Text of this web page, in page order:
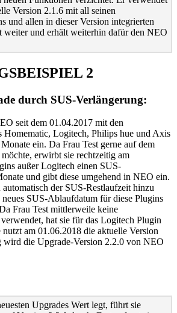
Version 2.1.6 mit all seinen
und allen in dieser Version integrierten
weiter und erhält weiterhin dafür den NEO
2
durch SUS-Verlängerung:
seit dem 01.04.2017 mit den
Homematic, Logitech, Philips hue und Axis
ein. Da Frau Test gerne auf dem
erwirbt sie rechtzeitig am
außer Logitech einen SUS-
und gibt diese umgehend in NEO ein.
der SUS-Restlaufzeit hinzu
neues SUS-Ablaufdatum für diese Plugins
Frau Test mittlerweile keine
hat sie für das Logitech Plugin
am 01.06.2018 die aktuelle Version
wird die Upgrade-Version 2.2.0 von NEO
Upgrades Wert legt, führt sie